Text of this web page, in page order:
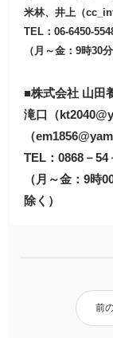
米林、井上（
TEL：06-6450-
（月～金：9時30
■株式会社 山
滝口（
（
TEL：0868－54
（月～金：9時
除く）
前